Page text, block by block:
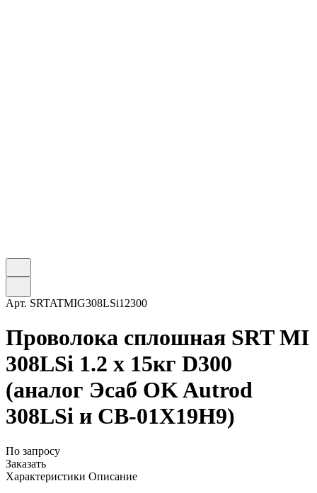
Арт. SRTATMIG308LSi12300
Проволока сплошная SRT MI
308LSi 1.2 х 15кг D300
(аналог Эсаб OK Autrod
308LSi и СВ-01Х19Н9)
По запросу
Заказать
Характеристики Описание